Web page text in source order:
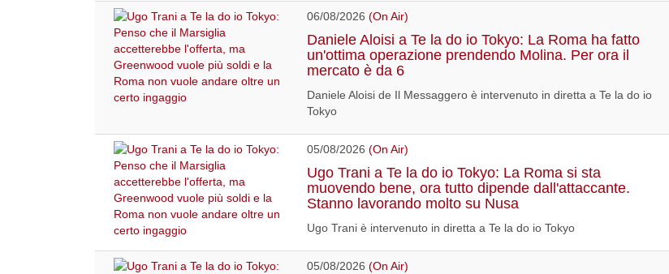
06/08/2026 (On Air)
Daniele Aloisi a Te la do io Tokyo: La Roma ha fatto
un'ottima operazione prendendo Molina. Per ora il
mercato è da 6
Daniele Aloisi de Il Messaggero è intervenuto in diretta a Te la do io
Tokyo
05/08/2026 (On Air)
Ugo Trani a Te la do io Tokyo: La Roma si sta
muovendo bene, ora tutto dipende dall'attaccante.
Stanno lavorando molto su Nusa
Ugo Trani è intervenuto in diretta a Te la do io Tokyo
05/08/2026 (On Air)